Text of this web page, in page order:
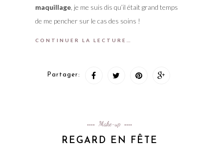
maquillage, je me suis dis qu’il était grand temps
de me pencher sur le cas des soins !
CONTINUER LA LECTURE…
Partager:
Make-up
REGARD EN FÊTE